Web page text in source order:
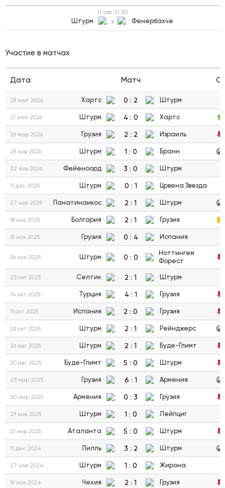
11 авг 21:30
Штурм x Фенербахче
Участие в матчах
Дата Матч
28 июл 2026 Хартс 0 : 2 Штурм
21 июл 2026 Штурм 4 : 0 Хартс
26 мар 2026 Грузия 2 : 2 Израиль
29 янв 2026 Штурм 1 : 0 Бранн
22 янв 2026 Фейеноорд 3 : 0 Штурм
11 дек 2025 Штурм 0 : 1 Црвена Звезда
27 ноя 2025 Панатинаикос 2 : 1 Штурм
18 ноя 2025 Болгария 2 : 1 Грузия
15 ноя 2025 Грузия 0 : 4 Испания
06 ноя 2025 Штурм 0 : 0
Ноттингем
Форест
23 окт 2025 Селтик 2 : 1 Штурм
14 окт 2025 Турция 4 : 1 Грузия
11 окт 2025 Испания 2 : 0 Грузия
02 окт 2025 Штурм 2 : 1 Рейнджерс
26 авг 2025 Штурм 2 : 1 Буде-Глимт
20 авг 2025 Буде-Глимт 5 : 0 Штурм
23 мар 2025 Грузия 6 : 1 Армения
20 мар 2025 Армения 0 : 3 Грузия
29 янв 2025 Штурм 1 : 0 Лейпциг
21 янв 2025 Аталанта 5 : 0 Штурм
11 дек 2024 Лилль 3 : 2 Штурм
27 ноя 2024 Штурм 1 : 0 Жирона
19 ноя 2024 Чехия 2 : 1 Грузия